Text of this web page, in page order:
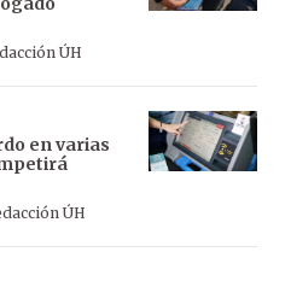
ÚH
en varias
ÚH